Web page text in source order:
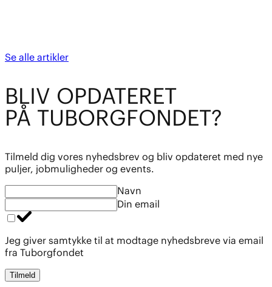
Se alle artikler
BLIV OPDATERET
PÅ TUBORGFONDET?
Tilmeld dig vores nyhedsbrev og bliv opdateret med nye
puljer, jobmuligheder og events.
Navn
Din email
Jeg giver samtykke til at modtage nyhedsbreve via email
fra Tuborgfondet
Tilmeld